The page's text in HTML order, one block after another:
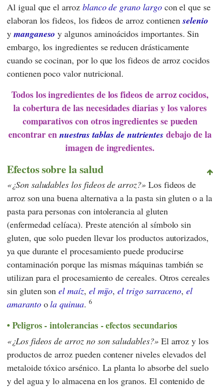
Al igual que el arroz blanco de grano largocon el que se
elaboran los fideos, los fideos de arroz contienenselenio
y manganeso y algunos aminoácidos importantes. Sin
embargo, los ingredientes se reducen drásticamente
cuando se cocinan, por lo que los fideos de arroz cocidos
contienen poco valor nutricional.
Todos los ingredientes de los fideos de arroz cocidos,
la cobertura de las necesidades diarias y los valores
comparativos con otros ingredientes se pueden
encontrar en nuestras tablas de nutrientes debajo de la
imagen de ingredientes.
Efectos sobre la salud
¿Son saludables los fideos de arroz? Los fideos de
arroz son una buena alternativa a la pasta sin gluten o a la
pasta para personas con intolerancia al gluten
(enfermedad celíaca). Preste atención al símbolo sin
gluten, que solo pueden llevar los productos autorizados,
ya que durante el procesamiento puede producirse
contaminación porque las mismas máquinas también se
utilizan para el procesamiento de cereales. Otros cereales
sin gluten sonel maíz, el mijo,el trigo sarraceno,el
amarantoola quinua. 6
Peligros - intolerancias - efectos secundarios
¿Los fideos de arroz no son saludables? El arroz y los
productos de arroz pueden contener niveles elevados del
metaloide tóxico arsénico. La planta lo absorbe del suelo
y del agua y lo almacena en los granos. El contenido de